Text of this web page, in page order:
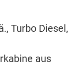
Turbo Diesel,
aus